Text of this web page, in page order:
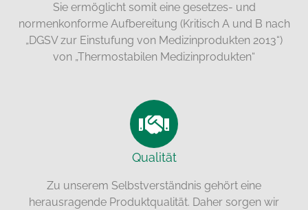
Sie ermöglicht somit eine gesetzes- und
normenkonforme Aufbereitung (Kritisch A und B nach
„DGSV zur Einstufung von Medizinprodukten 2013“)
von „Thermostabilen Medizinprodukten“
Qualität
Zu unserem Selbstverständnis gehört eine
herausragende Produktqualität. Daher sorgen wir